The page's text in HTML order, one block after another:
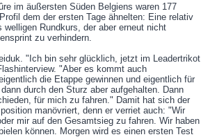
im äußersten Süden Belgiens waren 177
dem der ersten Tage ähnelten: Eine relativ
Rundkurs, der aber erneut nicht
zu verhindern.
"Ich bin sehr glücklich, jetzt im Leadertrikot
"Aber es kommt auch
die Etappe gewinnen und eigentlich für
durch den Sturz aber aufgehalten. Dann
für mich zu fahren." Damit hat sich der
manövriert, denn er verriet auch: "Wir
mir auf den Gesamtsieg zu fahren. Wir haben
können. Morgen wird es einen ersten Test